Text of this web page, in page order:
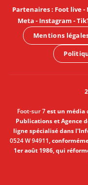
Partenaires: Foot live-
Meta - Instagram -
Mentions
Foot-sur 7est un média
Publications et Agence
ligne spécialisé dans
0524 W 94911,
1er août 1986, qui